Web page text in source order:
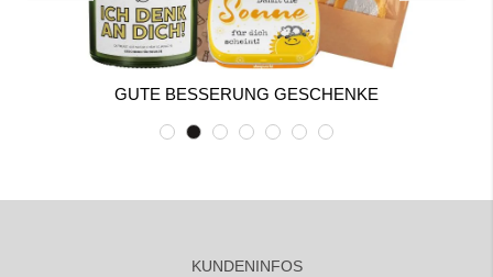
GUTE BESSERUNG GESCHENKE
KUNDENINFOS